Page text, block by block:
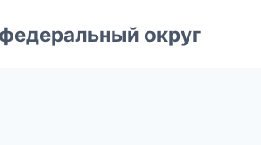
округ